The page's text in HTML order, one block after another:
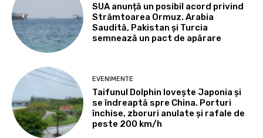
SUA anunță un posibil acord privind
Strâmtoarea Ormuz. Arabia
Saudită, Pakistan și Turcia
semnează un pact de apărare
EVENIMENTE
Taifunul Dolphin lovește Japonia și
se îndreaptă spre China. Porturi
închise, zboruri anulate și rafale de
peste 200 km/h